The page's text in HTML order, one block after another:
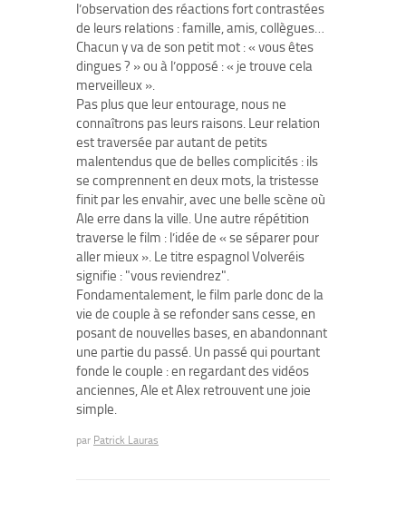
l’observation des réactions fort contrastées
de leurs relations : famille, amis, collègues…
Chacun y va de son petit mot : « vous êtes
dingues ? » ou à l’opposé : « je trouve cela
merveilleux ».
Pas plus que leur entourage, nous ne
connaîtrons pas leurs raisons. Leur relation
est traversée par autant de petits
malentendus que de belles complicités : ils
se comprennent en deux mots, la tristesse
finit par les envahir, avec une belle scène où
Ale erre dans la ville. Une autre répétition
traverse le film : l’idée de « se séparer pour
aller mieux ». Le titre espagnol Volveréis
signifie : "vous reviendrez".
Fondamentalement, le film parle donc de la
vie de couple à se refonder sans cesse, en
posant de nouvelles bases, en abandonnant
une partie du passé. Un passé qui pourtant
fonde le couple : en regardant des vidéos
anciennes, Ale et Alex retrouvent une joie
simple.
par Patrick Lauras